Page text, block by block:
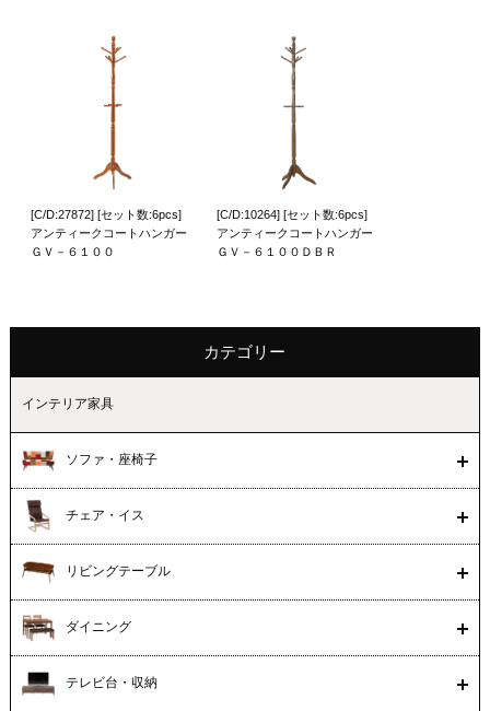
[C/D:27872] [セット数:6pcs]
アンティークコートハンガー
ＧＶ－６１００
[C/D:10264] [セット数:6pcs]
アンティークコートハンガー
ＧＶ－６１００ＤＢＲ
カテゴリー
インテリア家具
ソファ・座椅子
チェア・イス
リビングテーブル
ダイニング
テレビ台・収納